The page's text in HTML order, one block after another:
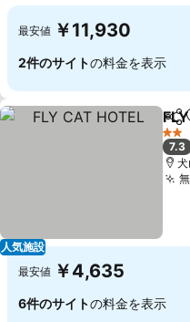
最安値 ￥11,930
2件のサイトの料金を表示
人気施設
シ
2 ホ
7.3
最安値 ￥4,635
6件のサイトの料金を表示